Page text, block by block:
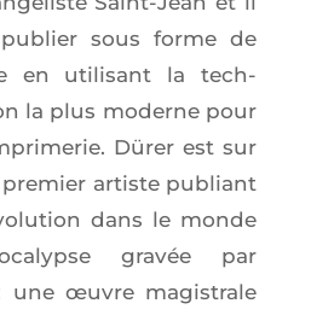
sous forme de
en uti­li­sant la tech­
la plus moderne pour
Dürer est sur
pre­mier artiste publiant
dans le monde
gra­vée par
une œuvre magis­trale